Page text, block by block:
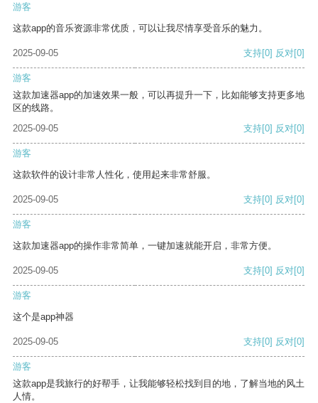
游客
这款app的音乐资源非常优质，可以让我尽情享受音乐的魅力。
2025-09-05 支持[0] 反对[0]
游客
这款加速器app的加速效果一般，可以再提升一下，比如能够支持更多地
区的线路。
2025-09-05
支持[0] 反对[0]
游客
这款软件的设计非常人性化，使用起来非常舒服。
2025-09-05 支持[0] 反对[0]
游客
这款加速器app的操作非常简单，一键加速就能开启，非常方便。
2025-09-05 支持[0] 反对[0]
游客
这个是app神器
2025-09-05 支持[0] 反对[0]
游客
这款app是我旅行的好帮手，让我能够轻松找到目的地，了解当地的风土
人情。